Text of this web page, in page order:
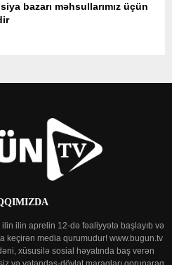
bazarı məhsullarımız üçün
ilin aprelin 12-də fəaliyyətə başlayıb və
keçirən media qurumudur! www.bugun.tv
xüsusilə sosial həyatında baş verən